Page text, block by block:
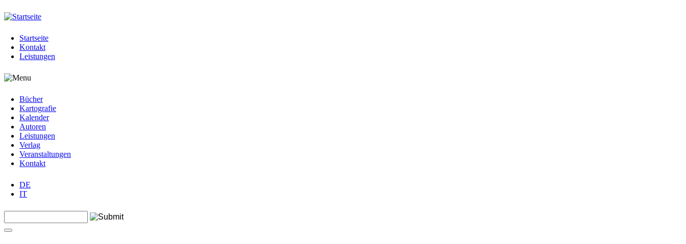
Jump to navigation
Startseite
Kontakt
Leistungen
Bücher
Kartografie
Kalender
Autoren
Leistungen
Verlag
Veranstaltungen
Kontakt
DE
IT
Suchformular